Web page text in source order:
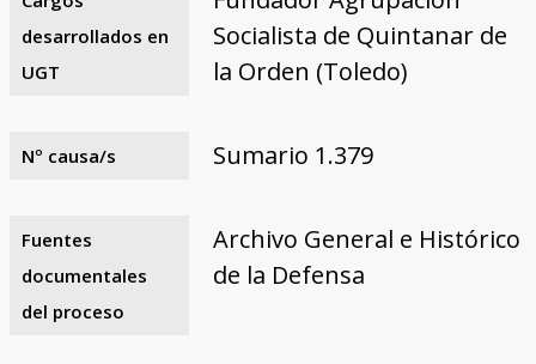
desarrollados en
UGT
Socialista de Quintanar de
la Orden (Toledo)
Nº causa/s Sumario 1.379
Fuentes
documentales
del proceso
Archivo General e Histórico
de la Defensa